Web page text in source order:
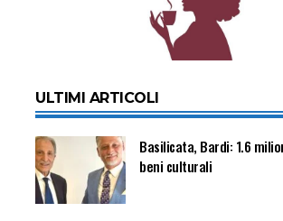
ULTIMI ARTICOLI
Basilicata, Bardi: 1.6
beni culturali